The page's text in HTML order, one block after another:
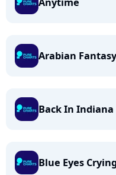
Arabian Fantasy
Back In Indiana
Blue Eyes